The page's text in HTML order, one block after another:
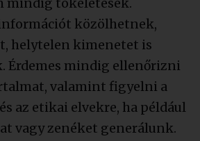
közölhetnek,
helytelen kimenetet is
Érdemes mindig ellenőrizni
valamint figyelni a
az etikai elvekre, ha például
vagy zenéket generálunk.